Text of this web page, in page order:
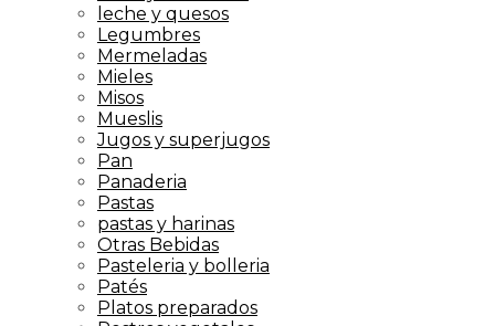
leche y quesos
Legumbres
Mermeladas
Mieles
Misos
Mueslis
Jugos y superjugos
Pan
Panaderia
Pastas
pastas y harinas
Otras Bebidas
Pasteleria y bolleria
Patés
Platos preparados